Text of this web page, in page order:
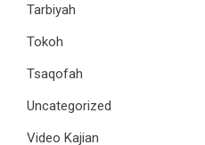
Tarbiyah
Tokoh
Tsaqofah
Uncategorized
Video Kajian